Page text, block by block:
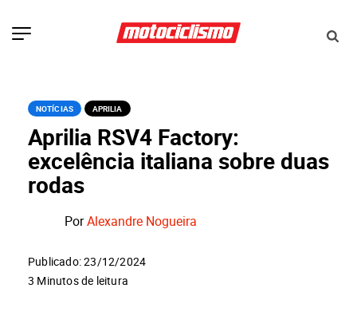
NOTÍCIAS APRILIA
Aprilia RSV4 Factory:
excelência italiana sobre duas
rodas
PorAlexandre Nogueira
Publicado: 23/12/2024
3 Minutos de leitura